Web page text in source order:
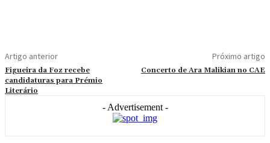
Artigo anterior
Figueira da Foz recebe
candidaturas para Prémio
Literário
Próximo artigo
Concerto de Ara Malikian no CAE
- Advertisement -